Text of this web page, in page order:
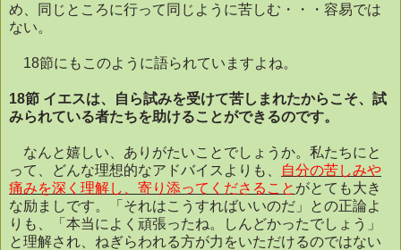
め、同じところに行って同じように苦しむ・・・容易では
ない。
18節にもこのように語られていますよね。
18節 イエスは、自ら試みを受けて苦しまれたからこそ、試
みられている者たちを助けることができるのです。
なんと嬉しい、ありがたいことでしょうか。私たちにと
って、どんな理想的なアドバイスよりも、
自分の苦しみや
痛みを深く理解し、寄り添ってくださること がとても大き
な励ましです。「それはこうすればいいのだ」との正論よ
りも、「本当によく頑張ったね。しんどかったでしょう」
と理解され、ねぎらわれる方が力をいただけるのではない